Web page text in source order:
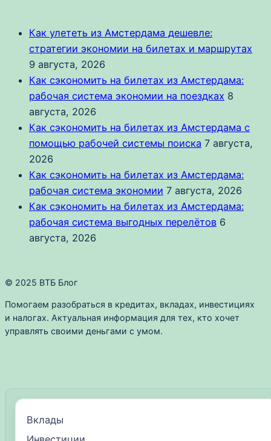
Как улететь из Амстердама дешевле:
стратегии экономии на билетах и маршрутах
9 августа, 2026
Как сэкономить на билетах из Амстердама:
рабочая система экономии на поездках 8
августа, 2026
Как сэкономить на билетах из Амстердама с
помощью рабочей системы поиска 7 августа,
2026
Как сэкономить на билетах из Амстердама:
рабочая система экономии 7 августа, 2026
Как сэкономить на билетах из Амстердама:
рабочая система выгодных перелётов 6
августа, 2026
© 2025 ВТБ Блог
Помогаем разобраться в кредитах, вкладах, инвестициях
и налогах. Актуальная информация для тех, кто хочет
управлять своими деньгами с умом.
Вклады